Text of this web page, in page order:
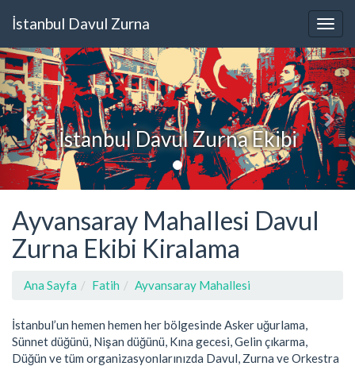
İstanbul Davul Zurna
İstanbul Davul Zurna Ekibi
Ayvansaray Mahallesi Davul
Zurna Ekibi Kiralama
Ana Sayfa Fatih Ayvansaray Mahallesi
İstanbul’un hemen hemen her bölgesinde Asker uğurlama,
Sünnet düğünü, Nişan düğünü, Kına gecesi, Gelin çıkarma,
Düğün ve tüm organizasyonlarınızda Davul, Zurna ve Orkestra